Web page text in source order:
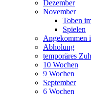
Dezember
November
Toben
Spielen
Angekommen
Abholung
temporäres
10 Wochen
9 Wochen
September
6 Wochen